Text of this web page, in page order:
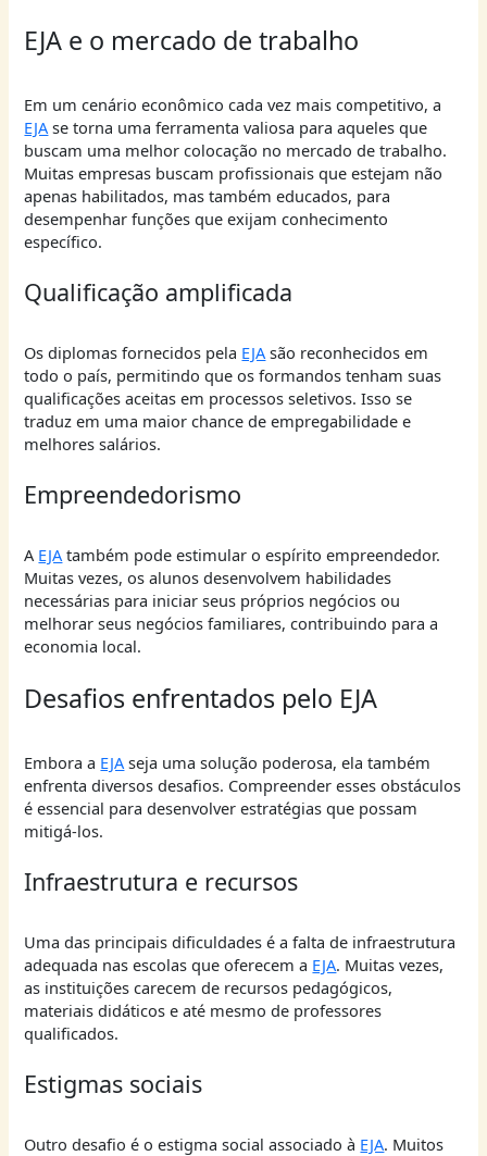
EJA e o mercado de trabalho
Em um cenário econômico cada vez mais competitivo, a
EJA se torna uma ferramenta valiosa para aqueles que
buscam uma melhor colocação no mercado de trabalho.
Muitas empresas buscam profissionais que estejam não
apenas habilitados, mas também educados, para
desempenhar funções que exijam conhecimento
específico.
Qualificação amplificada
Os diplomas fornecidos pela EJA são reconhecidos em
todo o país, permitindo que os formandos tenham suas
qualificações aceitas em processos seletivos. Isso se
traduz em uma maior chance de empregabilidade e
melhores salários.
Empreendedorismo
A EJA também pode estimular o espírito empreendedor.
Muitas vezes, os alunos desenvolvem habilidades
necessárias para iniciar seus próprios negócios ou
melhorar seus negócios familiares, contribuindo para a
economia local.
Desafios enfrentados pelo EJA
Embora a EJA seja uma solução poderosa, ela também
enfrenta diversos desafios. Compreender esses obstáculos
é essencial para desenvolver estratégias que possam
mitigá-los.
Infraestrutura e recursos
Uma das principais dificuldades é a falta de infraestrutura
adequada nas escolas que oferecem a EJA. Muitas vezes,
as instituições carecem de recursos pedagógicos,
materiais didáticos e até mesmo de professores
qualificados.
Estigmas sociais
Outro desafio é o estigma social associado à EJA. Muitos